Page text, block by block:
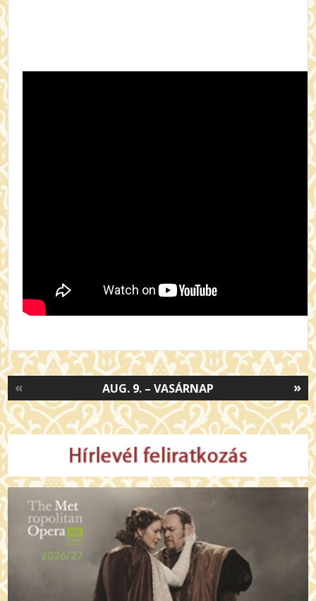
»
AUG. 9. – VASÁRNAP
«